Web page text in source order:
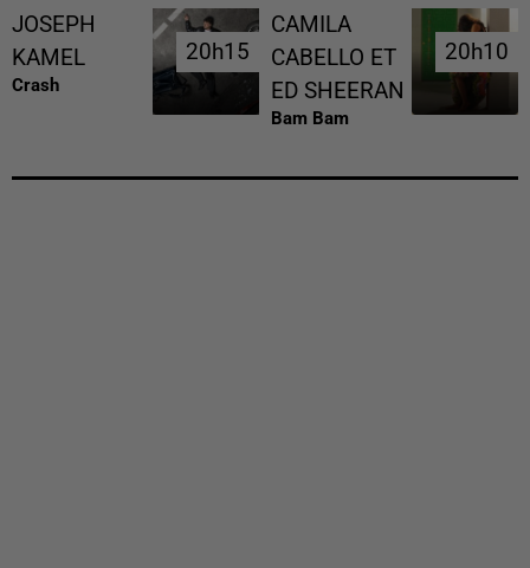
JOSEPH
KAMEL
Crash
20h15
20h15
CAMILA
CABELLO ET
ED SHEERAN
Bam Bam
20h10
20h10